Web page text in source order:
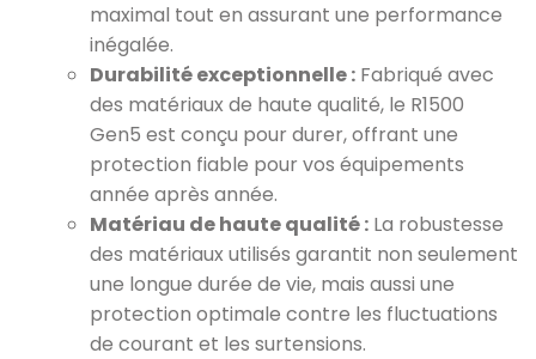
maximal tout en assurant une performance
inégalée.
Durabilité exceptionnelle : Fabriqué avec
des matériaux de haute qualité, le R1500
Gen5 est conçu pour durer, offrant une
protection fiable pour vos équipements
année après année.
Matériau de haute qualité : La robustesse
des matériaux utilisés garantit non seulement
une longue durée de vie, mais aussi une
protection optimale contre les fluctuations
de courant et les surtensions.